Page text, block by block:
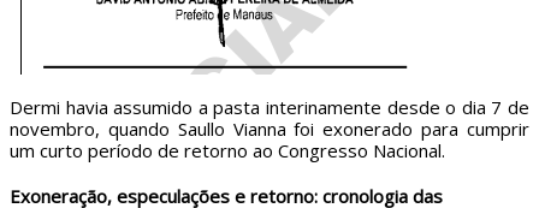
Dermi havia assumido a pasta interinamente desde o dia 7 de
novembro, quando Saullo Vianna foi exonerado para cumprir
um curto período de retorno ao Congresso Nacional.
Exoneração, especulações e retorno: cronologia das